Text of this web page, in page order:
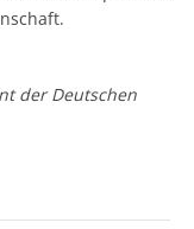
der Deutschen